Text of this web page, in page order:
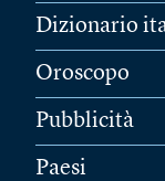
Dizionario
Oroscopo
Pubblicità
Paesi